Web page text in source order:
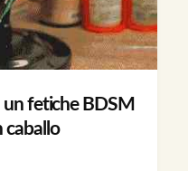
un fetiche BDSM
caballo